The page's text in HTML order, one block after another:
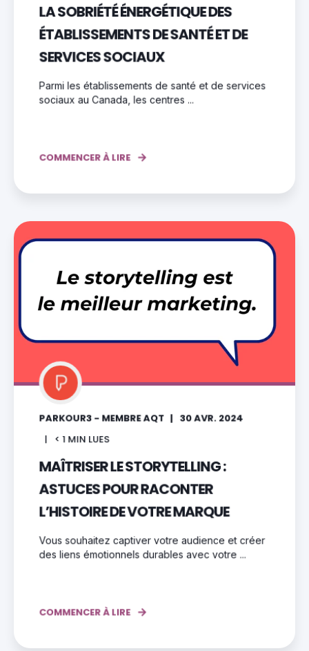
LA SOBRIÉTÉ ÉNERGÉTIQUE DES
ÉTABLISSEMENTS DE SANTÉ ET DE
SERVICES SOCIAUX
Parmi les établissements de santé et de services
sociaux au Canada, les centres ...
COMMENCER À LIRE
PARKOUR3 - MEMBRE AQT
30 AVR. 2024
< 1 MIN LUES
MAÎTRISER LE STORYTELLING :
ASTUCES POUR RACONTER
L’HISTOIRE DE VOTRE MARQUE
Vous souhaitez captiver votre audience et créer
des liens émotionnels durables avec votre ...
COMMENCER À LIRE